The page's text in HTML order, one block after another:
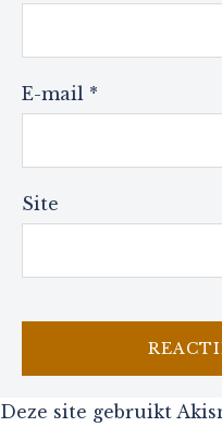
E-mail *
Site
Deze site gebruikt